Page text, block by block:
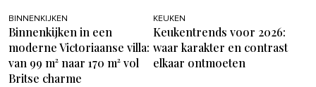
BINNENKIJKEN
Binnenkijken in een
moderne Victoriaanse villa:
van 99 m² naar 170 m² vol
Britse charme
KEUKEN
Keukentrends voor 2026:
waar karakter en contrast
elkaar ontmoeten